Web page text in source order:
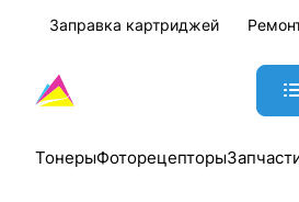
Заправка картриджей
ТонерыФоторецепторы